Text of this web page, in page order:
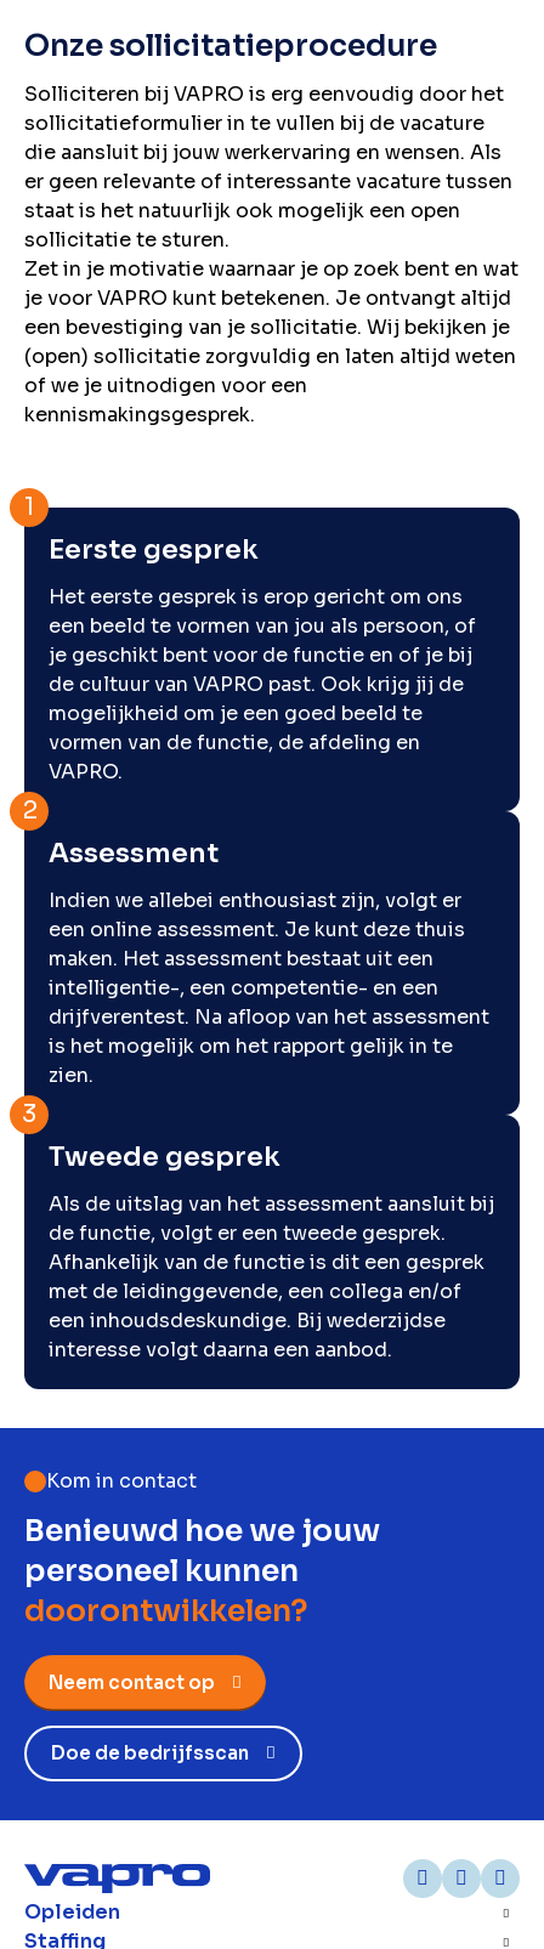
Onze sollicitatieprocedure
Solliciteren bij VAPRO is erg eenvoudig door het
sollicitatieformulier in te vullen bij de vacature
die aansluit bij jouw werkervaring en wensen. Als
er geen relevante of interessante vacature tussen
staat is het natuurlijk ook mogelijk een open
sollicitatie te sturen.
Zet in je motivatie waarnaar je op zoek bent en wat
je voor VAPRO kunt betekenen. Je ontvangt altijd
een bevestiging van je sollicitatie. Wij bekijken je
(open) sollicitatie zorgvuldig en laten altijd weten
of we je uitnodigen voor een
kennismakingsgesprek.
Eerste gesprek
Het eerste gesprek is erop gericht om ons
een beeld te vormen van jou als persoon, of
je geschikt bent voor de functie en of je bij
de cultuur van VAPRO past. Ook krijg jij de
mogelijkheid om je een goed beeld te
vormen van de functie, de afdeling en
VAPRO.
Assessment
Indien we allebei enthousiast zijn, volgt er
een online assessment. Je kunt deze thuis
maken. Het assessment bestaat uit een
intelligentie-, een competentie- en een
drijfverentest. Na afloop van het assessment
is het mogelijk om het rapport gelijk in te
zien.
Tweede gesprek
Als de uitslag van het assessment aansluit bij
de functie, volgt er een tweede gesprek.
Afhankelijk van de functie is dit een gesprek
met de leidinggevende, een collega en/of
een inhoudsdeskundige. Bij wederzijdse
interesse volgt daarna een aanbod.
Kom in contact
Benieuwd hoe we jouw
personeel kunnen
doorontwikkelen?
Neem contact op
Doe de bedrijfsscan
Opleiden
Staffing